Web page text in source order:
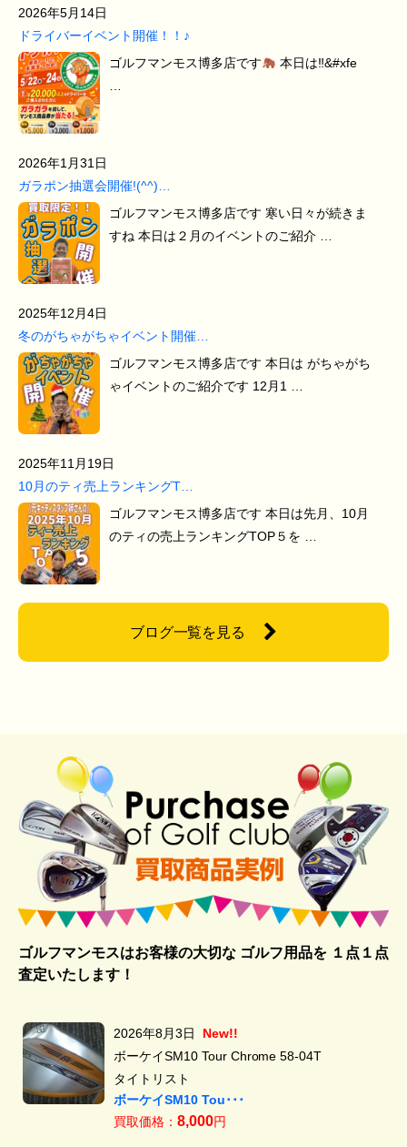
2026年5月14日
ドライバーイベント開催！！♪
ゴルフマンモス博多店です
本日は‼&#xfe
2026年1月31日
ガラポン抽選会開催!(^^)…
ゴルフマンモス博多店です 寒い日々が続きま
すね 本日は２月のイベントのご紹介 …
2025年12月4日
冬のがちゃがちゃイベント開催…
ゴルフマンモス博多店です 本日は がちゃがち
ゃイベントのご紹介です 12月1 …
2025年11月19日
10月のティ売上ランキングT…
ゴルフマンモス博多店です 本日は先月、10月
のティの売上ランキングTOP５を …
ブログ一覧を見る
ゴルフマンモスはお客様の大切な ゴルフ用品を１点１点
査定いたします！
2026年8月3日
New!!
ボーケイSM10 Tour Chrome 58-04T
タイトリスト
ボーケイSM10 Tou･･･
買取価格： 8,000円